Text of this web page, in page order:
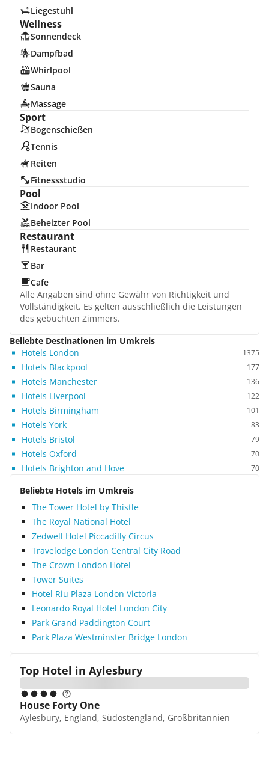
Liegestuhl
Wellness
Sonnendeck
Dampfbad
Whirlpool
Sauna
Massage
Sport
Bogenschießen
Tennis
Reiten
Fitnessstudio
Pool
Indoor Pool
Beheizter Pool
Restaurant
Restaurant
Bar
Cafe
Alle Angaben sind ohne Gewähr von Richtigkeit und
Vollständigkeit. Es gelten ausschließlich die Leistungen
des gebuchten Zimmers.
Beliebte Destinationen im Umkreis
Hotels London
1375
Hotels Blackpool 177
Hotels Manchester 136
Hotels Liverpool 122
Hotels Birmingham 101
Hotels York 83
Hotels Bristol 79
Hotels Oxford 70
Hotels Brighton and Hove 70
Beliebte Hotels im Umkreis
The Tower Hotel by Thistle
The Royal National Hotel
Zedwell Hotel Piccadilly Circus
Travelodge London Central City Road
The Crown London Hotel
Tower Suites
Hotel Riu Plaza London Victoria
Leonardo Royal Hotel London City
Park Grand Paddington Court
Park Plaza Westminster Bridge London
Top Hotel in Aylesbury
House Forty One
Aylesbury, England, Südostengland, Großbritannien